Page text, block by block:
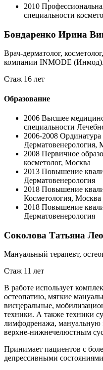
2010
специальности
Бондаренко Ирина
Врач-дерматолог,
компании INMODE (Инмод).
Стаж 16 лет
Образование
2006 Высшее
специальности
2006-2008 Ординатура
2008 Первичное
косметолог, Москва
2013 Повышение
Дерматовенерология
2018 Повышение
Косметология,
2018 Повышение
Дерматовенерология
Соколова Татьяна
Мануальный терапевт,
Стаж 11 лет
В работе использует
остеопатию, мягкие
висцеральные,
техники. А также техники
лимфодренажа, мануальную
верхне-нижнечелюстным
Принимает пациентов с
депрессивными